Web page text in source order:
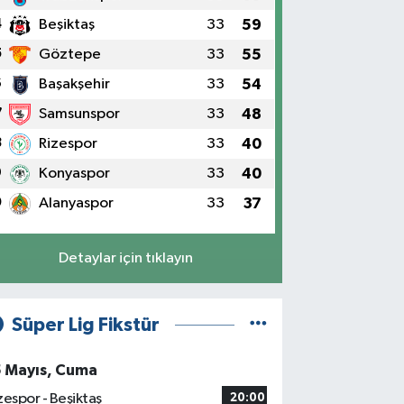
2025 yılının kelimesini
Beşiktaş 33 59
Göztepe 33 55
Başakşehir 33 54
Samsunspor 33 48
Rizespor 33 40
Konyaspor 33 40
Alanyaspor 33 37
Detaylar için tıklayın
Süper Lig Fikstür
Mayıs, Cuma
- Beşiktaş
20:00